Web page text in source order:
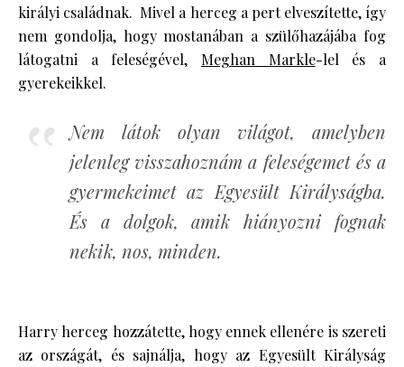
királyi családnak. Mivel a herceg a pert elveszítette, így
nem gondolja, hogy mostanában a szülőhazájába fog
látogatni a feleségével, Meghan Markle-lel és a
gyerekeikkel.
Nem látok olyan világot, amelyben
jelenleg visszahoznám a feleségemet és a
gyermekeimet az Egyesült Királyságba.
És a dolgok, amik hiányozni fognak
nekik, nos, minden.
Harry herceg hozzátette, hogy ennek ellenére is szereti
az országát, és sajnálja, hogy az Egyesült Királyság